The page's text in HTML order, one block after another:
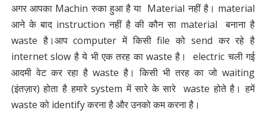
अगर आपका Machin रुका हुआ है या Material नहीं है। material
आने के बाद instruction नहीं है की कौन सा material बनाना है
waste है।आप computer में किसी file को send कर रहे है
internet slow है ये भी एक तरह का waste है। electric चली गई
आदमी वेट कर रहा है waste है। किसी भी तरह का जो waiting
(इंतज़ार) होता है हमारे system में सारे के सारे waste होते है। हमें
waste को identify करना है और उनको कम करना है।